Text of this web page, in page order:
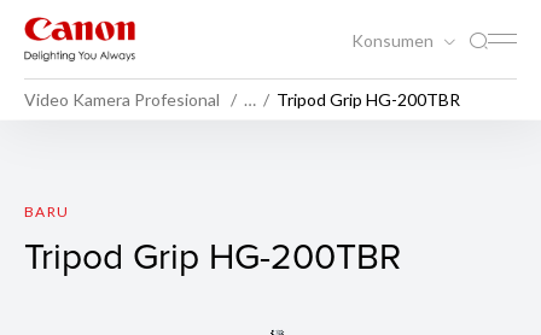
Konsumen
Video Kamera Profesional … Tripod Grip HG-200TBR
Tripod Grip HG-200TBR
BARU
Tripod Grip HG-200TBR